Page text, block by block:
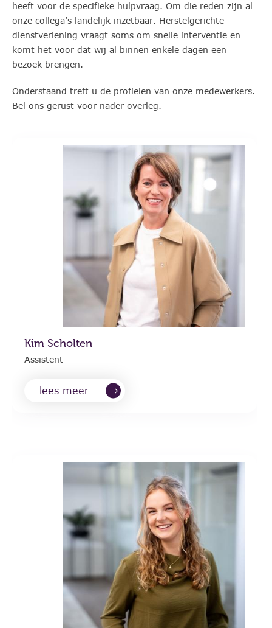
heeft voor de specifieke hulpvraag. Om die reden zijn al
onze collega’s landelijk inzetbaar. Herstelgerichte
dienstverlening vraagt soms om snelle interventie en
komt het voor dat wij al binnen enkele dagen een
bezoek brengen.
Onderstaand treft u de profielen van onze medewerkers.
Bel ons gerust voor nader overleg.
Kim Scholten
Assistent
lees meer